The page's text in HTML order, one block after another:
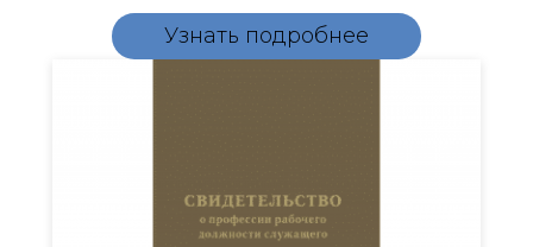
Узнать подробнее